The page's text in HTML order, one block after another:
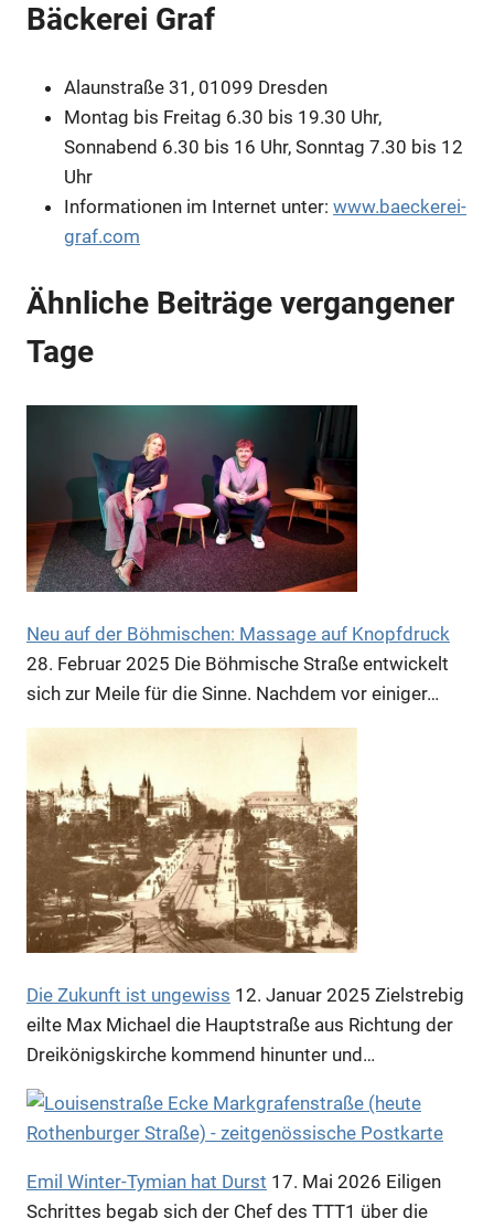
Anzeige
Anzeige
Anzeige
Anzeige
Bäckerei Graf
Alaunstraße 31, 01099 Dresden
Montag bis Freitag 6.30 bis 19.30 Uhr,
Sonnabend 6.30 bis 16 Uhr, Sonntag 7.30 bis 12
Uhr
Informationen im Internet unter: www.baeckerei-
graf.com
Ähnliche Beiträge vergangener
Tage
Neu auf der Böhmischen: Massage auf Knopfdruck
28. Februar 2025 Die Böhmische Straße entwickelt
sich zur Meile für die Sinne. Nachdem vor einiger…
Die Zukunft ist ungewiss 12. Januar 2025 Zielstrebig
eilte Max Michael die Hauptstraße aus Richtung der
Dreikönigskirche kommend hinunter und…
Emil Winter-Tymian hat Durst 17. Mai 2026 Eiligen
Schrittes begab sich der Chef des TTT1 über die